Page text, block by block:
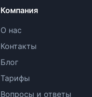
Компания
О нас
Контакты
Блог
Тарифы
Вопросы и ответы